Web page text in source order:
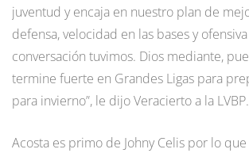
juventud y encaja en nuestro plan de
defensa, velocidad en las bases y
conversación tuvimos. Dios mediante,
termine fuerte en Grandes Ligas para
para invierno”, le dijo Veracierto a la
Acosta es primo de Johny Celis por lo